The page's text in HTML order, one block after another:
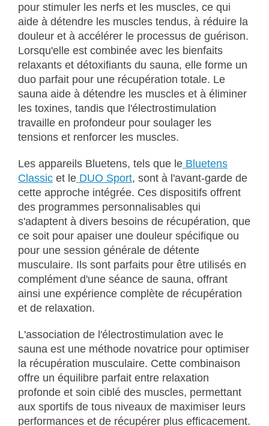
pour stimuler les nerfs et les muscles, ce qui
aide à détendre les muscles tendus, à réduire la
douleur et à accélérer le processus de guérison.
Lorsqu'elle est combinée avec les bienfaits
relaxants et détoxifiants du sauna, elle forme un
duo parfait pour une récupération totale. Le
sauna aide à détendre les muscles et à éliminer
les toxines, tandis que l'électrostimulation
travaille en profondeur pour soulager les
tensions et renforcer les muscles.
Les appareils Bluetens, tels que le Bluetens
Classic et le DUO Sport, sont à l'avant-garde de
cette approche intégrée. Ces dispositifs offrent
des programmes personnalisables qui
s'adaptent à divers besoins de récupération, que
ce soit pour apaiser une douleur spécifique ou
pour une session générale de détente
musculaire. Ils sont parfaits pour être utilisés en
complément d'une séance de sauna, offrant
ainsi une expérience complète de récupération
et de relaxation.
L'association de l'électrostimulation avec le
sauna est une méthode novatrice pour optimiser
la récupération musculaire. Cette combinaison
offre un équilibre parfait entre relaxation
profonde et soin ciblé des muscles, permettant
aux sportifs de tous niveaux de maximiser leurs
performances et de récupérer plus efficacement.